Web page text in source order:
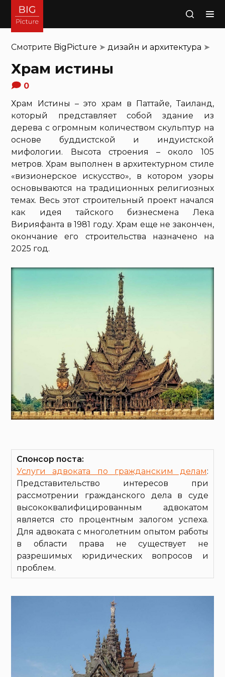
Поиск
Смотрите BigPicture ➤дизайн и архитектура ➤
Храм истины
0
Храм Истины – это храм в Паттайе, Таиланд,
который представляет собой здание из
дерева с огромным количеством скульптур на
основе буддистской и индуистской
мифологии. Высота строения – около 105
метров. Храм выполнен в архитектурном стиле
«визионерское искусство», в котором узоры
основываются на традиционных религиозных
темах. Весь этот строительный проект начался
как идея тайского бизнесмена Лека
Вирияфанта в 1981 году. Храм еще не закончен,
окончание его строительства назначено на
2025 год.
Спонсор поста:
Услуги адвоката по гражданским делам:
Представительство интересов при
рассмотрении гражданского дела в суде
высококвалифицированным адвокатом
является сто процентным залогом успеха.
Для адвоката с многолетним опытом работы
в области права не существует не
разрешимых юридических вопросов и
проблем.